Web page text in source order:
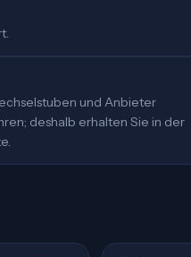
und Anbieter
deshalb erhalten Sie in der